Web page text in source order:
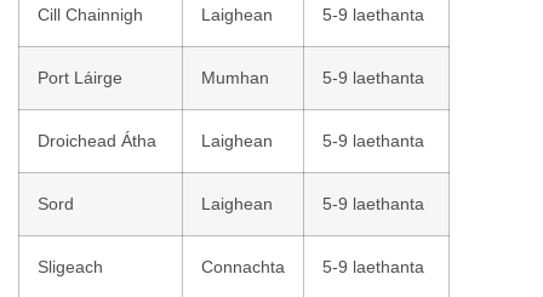
Cill Chainnigh Laighean 5-9 laethanta
Port Láirge Mumhan 5-9 laethanta
Droichead Átha Laighean 5-9 laethanta
Sord Laighean 5-9 laethanta
Sligeach Connachta 5-9 laethanta